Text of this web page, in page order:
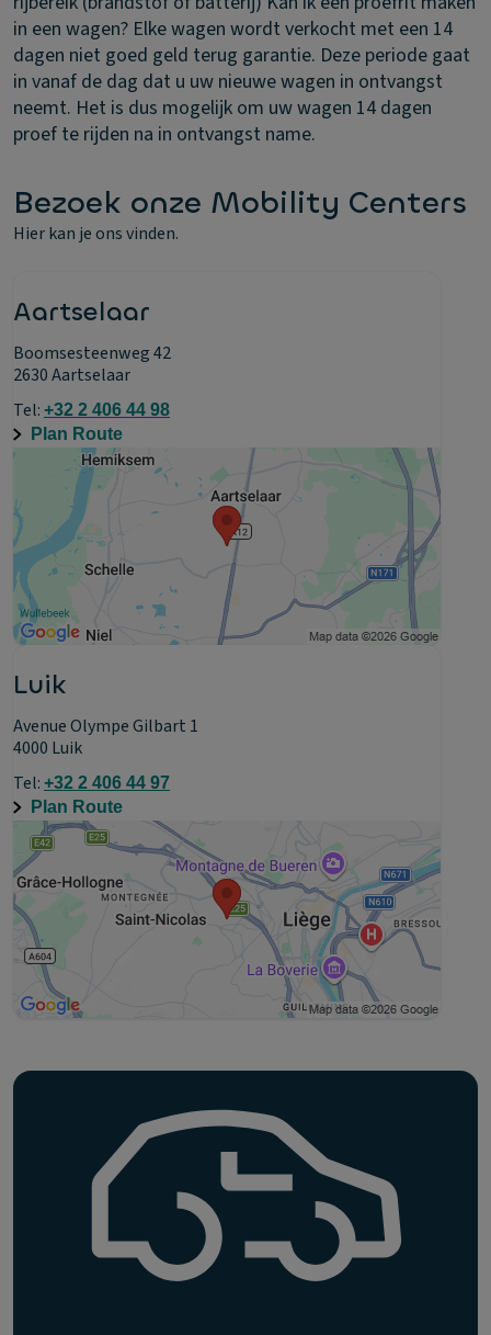
in een wagen? Elke wagen wordt verkocht met een 14
dagen niet goed geld terug garantie. Deze periode gaat
in vanaf de dag dat u uw nieuwe wagen in ontvangst
neemt. Het is dus mogelijk om uw wagen 14 dagen
proef te rijden na in ontvangst name.
Bezoek onze Mobility Centers
Hier kan je ons vinden.
Aartselaar
Boomsesteenweg 42
2630 Aartselaar
Tel: +32 2 406 44 98
Plan Route
Luik
Avenue Olympe Gilbart 1
4000 Luik
Tel: +32 2 406 44 97
Plan Route